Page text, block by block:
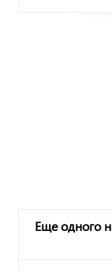
Еще одного